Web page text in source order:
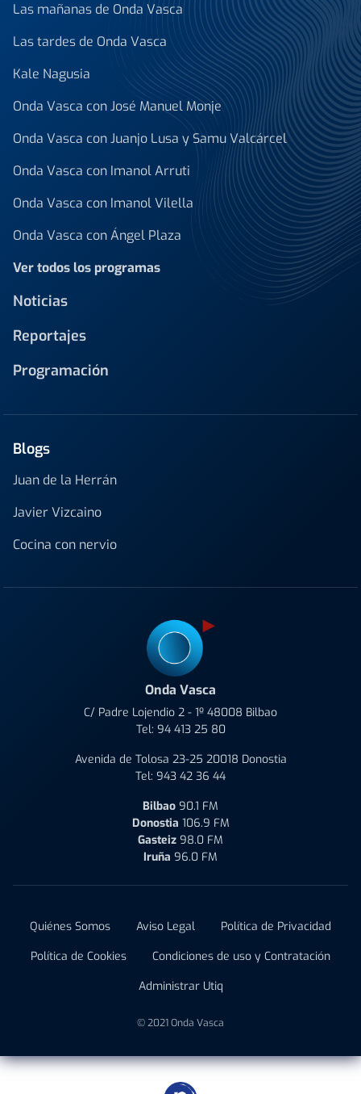
Las mañanas de Onda Vasca
Las tardes de Onda Vasca
Kale Nagusia
Onda Vasca con José Manuel Monje
Onda Vasca con Juanjo Lusa y Samu Valcárcel
Onda Vasca con Imanol Arruti
Onda Vasca con Imanol Vilella
Onda Vasca con Ángel Plaza
Ver todos los programas
Noticias
Reportajes
Programación
Blogs
Juan de la Herrán
Javier Vizcaino
Cocina con nervio
Onda Vasca
C/ Padre Lojendio 2 - 1º 48008 Bilbao
Tel: 94 413 25 80
Avenida de Tolosa 23-25 20018 Donostia
Tel: 943 42 36 44
Bilbao 90.1 FM
Donostia 106.9 FM
Gasteiz 98.0 FM
Iruña 96.0 FM
Quiénes Somos Aviso Legal
Política de Privacidad
Política de Cookies
Condiciones de uso y Contratación
Administrar Utiq
© 2021 Onda Vasca